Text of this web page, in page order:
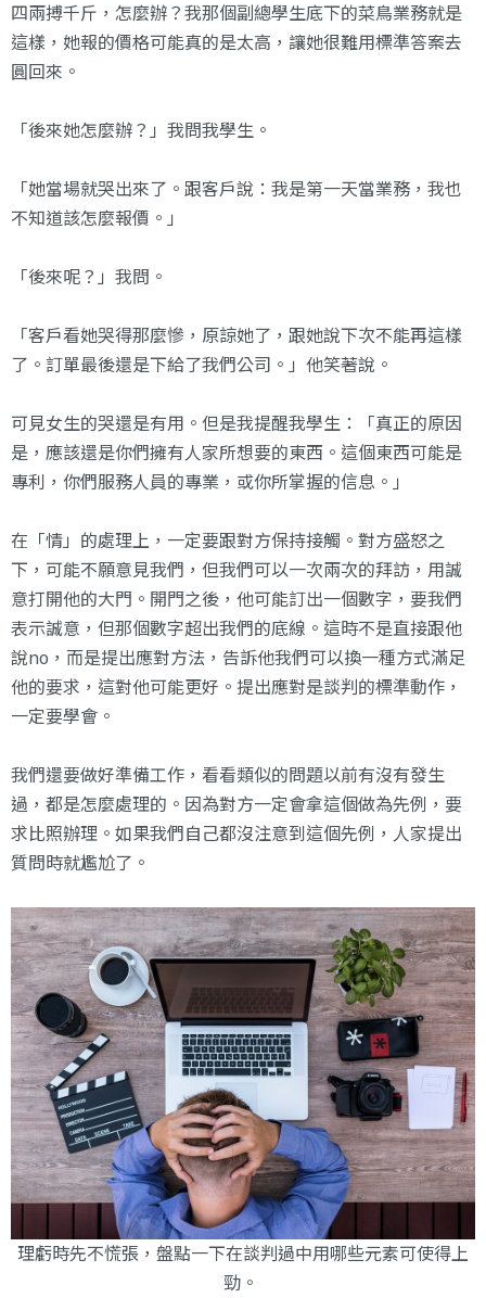
四兩搏千斤，怎麼辦？我那個副總學生底下的菜鳥業務就是
這樣，她報的價格可能真的是太高，讓她很難用標準答案去
圓回來。
「後來她怎麼辦？」我問我學生。
「她當場就哭出來了。跟客戶說：我是第一天當業務，我也
不知道該怎麼報價。」
「後來呢？」我問。
「客戶看她哭得那麼慘，原諒她了，跟她說下次不能再這樣
了。訂單最後還是下給了我們公司。」他笑著說。
可見女生的哭還是有用。但是我提醒我學生：「真正的原因
是，應該還是你們擁有人家所想要的東西。這個東西可能是
專利，你們服務人員的專業，或你所掌握的信息。」
在「情」的處理上，一定要跟對方保持接觸。對方盛怒之
下，可能不願意見我們，但我們可以一次兩次的拜訪，用誠
意打開他的大門。開門之後，他可能訂出一個數字，要我們
表示誠意，但那個數字超出我們的底線。這時不是直接跟他
說no，而是提出應對方法，告訴他我們可以換一種方式滿足
他的要求，這對他可能更好。提出應對是談判的標準動作，
一定要學會。
我們還要做好準備工作，看看類似的問題以前有沒有發生
過，都是怎麼處理的。因為對方一定會拿這個做為先例，要
求比照辦理。如果我們自己都沒注意到這個先例，人家提出
質問時就尷尬了。
理虧時先不慌張，盤點一下在談判過中用哪些元素可使得上
勁。